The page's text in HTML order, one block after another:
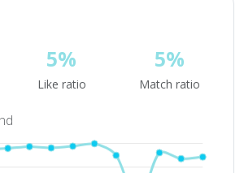
5%
Like ratio
5%
Match ratio